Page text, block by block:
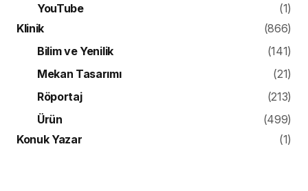
YouTube
(1)
Klinik
(866)
Bilim ve Yenilik
(141)
Mekan Tasarımı
(21)
Röportaj
(213)
Ürün
(499)
Konuk Yazar
(1)